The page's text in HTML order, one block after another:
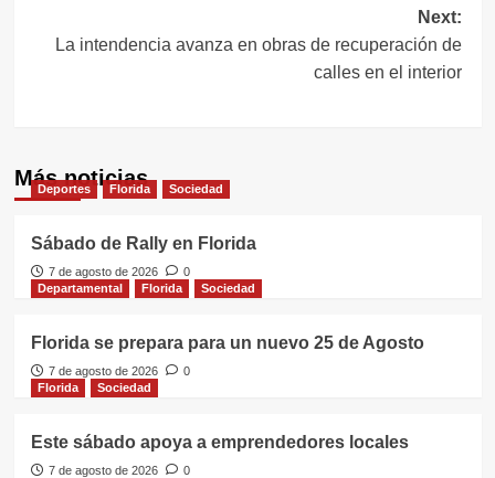
Next:
La intendencia avanza en obras de recuperación de
calles en el interior
Más noticias
Deportes Florida Sociedad
Sábado de Rally en Florida
7 de agosto de 2026
0
Departamental
Florida Sociedad
Florida se prepara para un nuevo 25 de Agosto
7 de agosto de 2026
0
Florida
Sociedad
Este sábado apoya a emprendedores locales
7 de agosto de 2026 0